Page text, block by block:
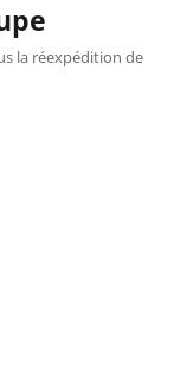
la réexpédition de